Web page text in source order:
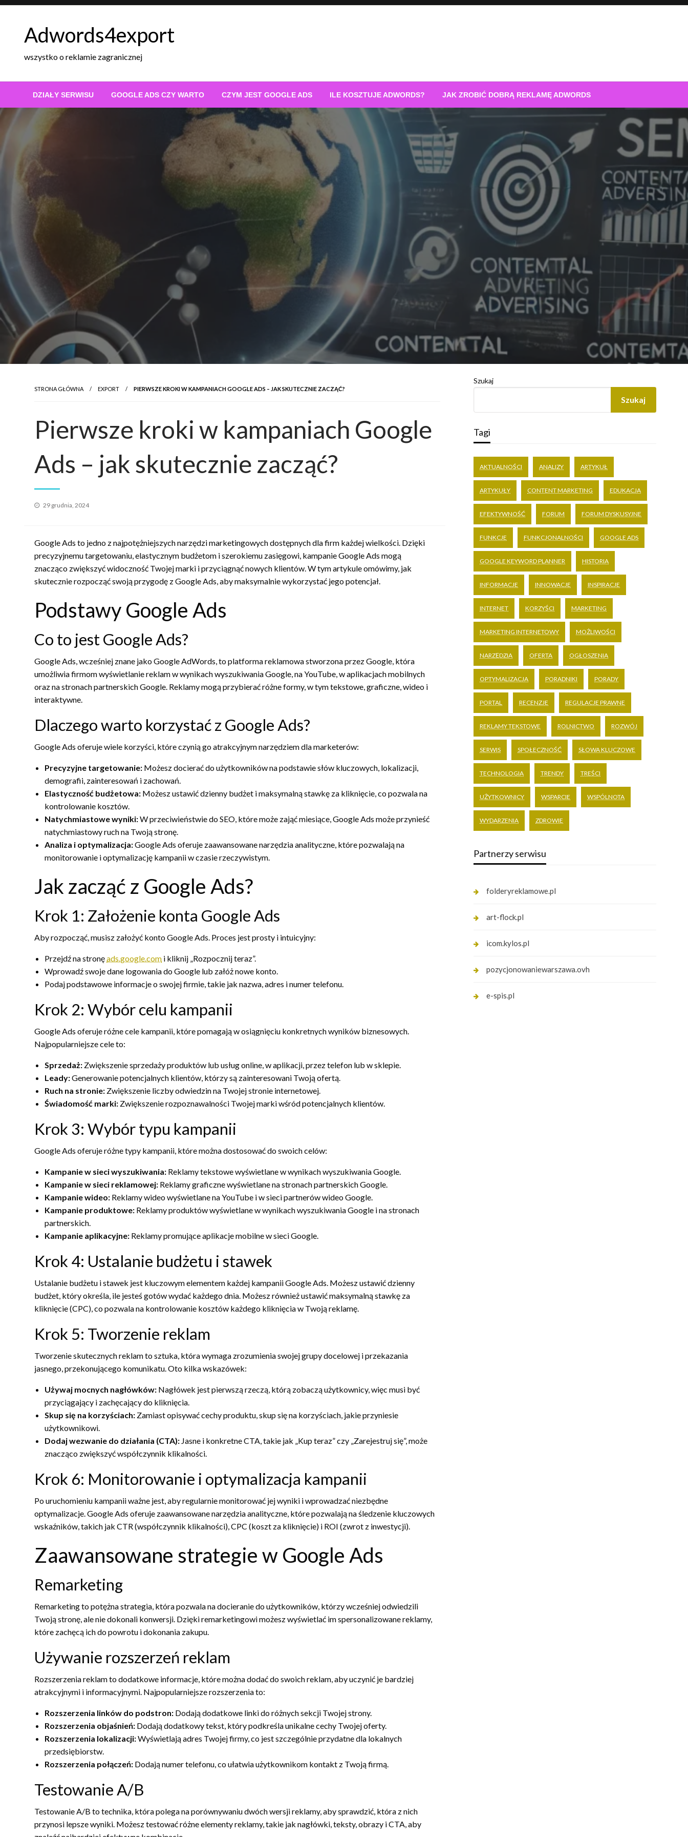
Skip
Adwords4export
wszystko o reklamie zagranicznej
DZIAŁY SERWISU GOOGLE ADS CZY WARTO CZYM JEST GOOGLE ADS ILE KOSZTUJE ADWORDS? JAK ZROBIĆ DOBRĄ REKLAMĘ ADWORDS
STRONA GŁÓWNA EXPORT PIERWSZE KROKI W KAMPANIACH GOOGLE ADS – JAK SKUTECZNIE ZACZĄĆ?
Pierwsze kroki w kampaniach Google
Ads – jak skutecznie zacząć?
Opublikowane
29 grudnia, 2024
Google Ads to jedno z najpotężniejszych narzędzi marketingowych dostępnych dla firm każdej wielkości. Dzięki
precyzyjnemu targetowaniu, elastycznym budżetom i szerokiemu zasięgowi, kampanie Google Ads mogą
znacząco zwiększyć widoczność Twojej marki i przyciągnąć nowych klientów. W tym artykule omówimy, jak
skutecznie rozpocząć swoją przygodę z Google Ads, aby maksymalnie wykorzystać jego potencjał.
Podstawy Google Ads
Co to jest Google Ads?
Google Ads, wcześniej znane jako Google AdWords, to platforma reklamowa stworzona przez Google, która
umożliwia firmom wyświetlanie reklam w wynikach wyszukiwania Google, na YouTube, w aplikacjach mobilnych
oraz na stronach partnerskich Google. Reklamy mogą przybierać różne formy, w tym tekstowe, graficzne, wideo i
interaktywne.
Dlaczego warto korzystać z Google Ads?
Google Ads oferuje wiele korzyści, które czynią go atrakcyjnym narzędziem dla marketerów:
Precyzyjne targetowanie: Możesz docierać do użytkowników na podstawie słów kluczowych, lokalizacji,
demografii, zainteresowań i zachowań.
Elastyczność budżetowa: Możesz ustawić dzienny budżet i maksymalną stawkę za kliknięcie, co pozwala na
kontrolowanie kosztów.
Natychmiastowe wyniki:W przeciwieństwie do SEO, które może zająć miesiące, Google Ads może przynieść
natychmiastowy ruch na Twoją stronę.
Analiza i optymalizacja:Google Ads oferuje zaawansowane narzędzia analityczne, które pozwalają na
monitorowanie i optymalizację kampanii w czasie rzeczywistym.
Jak zacząć z Google Ads?
Krok 1: Założenie konta Google Ads
Aby rozpocząć, musisz założyć konto Google Ads. Proces jest prosty i intuicyjny:
Przejdź na stronęads.google.com i kliknij „Rozpocznij teraz”.
Wprowadź swoje dane logowania do Google lub załóż nowe konto.
Podaj podstawowe informacje o swojej firmie, takie jak nazwa, adres i numer telefonu.
Krok 2: Wybór celu kampanii
Google Ads oferuje różne cele kampanii, które pomagają w osiągnięciu konkretnych wyników biznesowych.
Najpopularniejsze cele to:
Sprzedaż: Zwiększenie sprzedaży produktów lub usług online, w aplikacji, przez telefon lub w sklepie.
Leady:Generowanie potencjalnych klientów, którzy są zainteresowani Twoją ofertą.
Ruch na stronie: Zwiększenie liczby odwiedzin na Twojej stronie internetowej.
Świadomość marki: Zwiększenie rozpoznawalności Twojej marki wśród potencjalnych klientów.
Krok 3: Wybór typu kampanii
Google Ads oferuje różne typy kampanii, które można dostosować do swoich celów:
Kampanie w sieci wyszukiwania: Reklamy tekstowe wyświetlane w wynikach wyszukiwania Google.
Kampanie w sieci reklamowej: Reklamy graficzne wyświetlane na stronach partnerskich Google.
Kampanie wideo: Reklamy wideo wyświetlane na YouTube i w sieci partnerów wideo Google.
Kampanie produktowe: Reklamy produktów wyświetlane w wynikach wyszukiwania Google i na stronach
partnerskich.
Kampanie aplikacyjne: Reklamy promujące aplikacje mobilne w sieci Google.
Krok 4: Ustalanie budżetu i stawek
Ustalanie budżetu i stawek jest kluczowym elementem każdej kampanii Google Ads. Możesz ustawić dzienny
budżet, który określa, ile jesteś gotów wydać każdego dnia. Możesz również ustawić maksymalną stawkę za
kliknięcie (CPC), co pozwala na kontrolowanie kosztów każdego kliknięcia w Twoją reklamę.
Krok 5: Tworzenie reklam
Tworzenie skutecznych reklam to sztuka, która wymaga zrozumienia swojej grupy docelowej i przekazania
jasnego, przekonującego komunikatu. Oto kilka wskazówek:
Używaj mocnych nagłówków: Nagłówek jest pierwszą rzeczą, którą zobaczą użytkownicy, więc musi być
przyciągający i zachęcający do kliknięcia.
Skup się na korzyściach: Zamiast opisywać cechy produktu, skup się na korzyściach, jakie przyniesie
użytkownikowi.
Dodaj wezwanie do działania (CTA): Jasne i konkretne CTA, takie jak „Kup teraz” czy „Zarejestruj się”, może
znacząco zwiększyć współczynnik klikalności.
Krok 6: Monitorowanie i optymalizacja kampanii
Po uruchomieniu kampanii ważne jest, aby regularnie monitorować jej wyniki i wprowadzać niezbędne
optymalizacje. Google Ads oferuje zaawansowane narzędzia analityczne, które pozwalają na śledzenie kluczowych
wskaźników, takich jak CTR (współczynnik klikalności), CPC (koszt za kliknięcie) i ROI (zwrot z inwestycji).
Zaawansowane strategie w Google Ads
Remarketing
Remarketing to potężna strategia, która pozwala na docieranie do użytkowników, którzy wcześniej odwiedzili
Twoją stronę, ale nie dokonali konwersji. Dzięki remarketingowi możesz wyświetlać im spersonalizowane reklamy,
które zachęcą ich do powrotu i dokonania zakupu.
Używanie rozszerzeń reklam
Rozszerzenia reklam to dodatkowe informacje, które można dodać do swoich reklam, aby uczynić je bardziej
atrakcyjnymi i informacyjnymi. Najpopularniejsze rozszerzenia to:
Rozszerzenia linków do podstron: Dodają dodatkowe linki do różnych sekcji Twojej strony.
Rozszerzenia objaśnień: Dodają dodatkowy tekst, który podkreśla unikalne cechy Twojej oferty.
Rozszerzenia lokalizacji:Wyświetlają adres Twojej firmy, co jest szczególnie przydatne dla lokalnych
przedsiębiorstw.
Rozszerzenia połączeń: Dodają numer telefonu, co ułatwia użytkownikom kontakt z Twoją firmą.
Testowanie A/B
Testowanie A/B to technika, która polega na porównywaniu dwóch wersji reklamy, aby sprawdzić, która z nich
przynosi lepsze wyniki. Możesz testować różne elementy reklamy, takie jak nagłówki, teksty, obrazy i CTA, aby
Szukaj
Szukaj
Tagi
AKTUALNOŚCI ANALIZY ARTYKUŁ
ARTYKUŁY CONTENT MARKETING EDUKACJA
EFEKTYWNOŚĆ FORUM FORUM DYSKUSYJNE
FUNKCJE FUNKCJONALNOŚCI GOOGLE ADS
GOOGLE KEYWORD PLANNER HISTORIA
INFORMACJE INNOWACJE INSPIRACJE
INTERNET KORZYŚCI MARKETING
MARKETING INTERNETOWY MOŻLIWOŚCI
NARZĘDZIA OFERTA OGŁOSZENIA
OPTYMALIZACJA PORADNIKI PORADY
PORTAL RECENZJE REGULACJE PRAWNE
REKLAMY TEKSTOWE ROLNICTWO ROZWÓJ
SERWIS SPOŁECZNOŚĆ SŁOWA KLUCZOWE
TECHNOLOGIA TRENDY TREŚCI
UŻYTKOWNICY WSPARCIE WSPÓLNOTA
WYDARZENIA ZDROWIE
Partnerzy serwisu
folderyreklamowe.pl
art-flock.pl
icom.kylos.pl
pozycjonowaniewarszawa.ovh
e-spis.pl